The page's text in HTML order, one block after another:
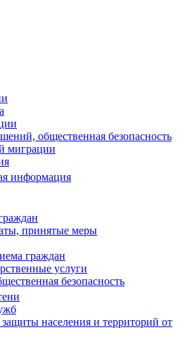
общественная безопасность
миграции
информация
принятые меры
граждан
услуги
безопасность
населения и территорий от